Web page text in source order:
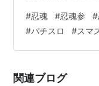
ら楽なんだよな ち
ていればもっと楽
しょう ６７Gで
うです 簡単やな！
#忍魂 #忍魂参 #
#パチスロ #スマ
関連ブログ